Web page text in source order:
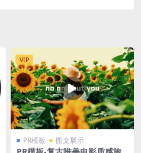
VIP
PR模板 图文展示